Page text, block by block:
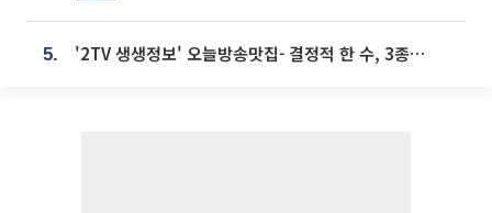
5. '2TV 생생정보' 오늘방송맛집- 결정적 한 수, 3종 메밀면! 메밀 소바 맛집 '의○○○○'